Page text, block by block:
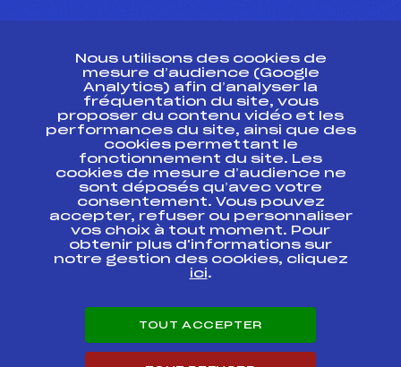
Ressources
Pass’Neige
Projet sportif fédéral
Projet de performance fédéral
Antidopage
Pôle Développement, Formation, Suivi
Scientifique
Listes ministérielles
Pôle vie de l’athlète
Enseignement professionnel
Carrières
Nous utilisons des cookies de
mesure d’audience (Google
Analytics) afin d’analyser la
fréquentation du site, vous
proposer du contenu vidéo et les
performances du site, ainsi que des
cookies permettant le
fonctionnement du site. Les
cookies de mesure d’audience ne
sont déposés qu’avec votre
consentement. Vous pouvez
accepter, refuser ou personnaliser
vos choix à tout moment. Pour
obtenir plus d'informations sur
notre gestion des cookies, cliquez
ici.
TOUT ACCEPTER